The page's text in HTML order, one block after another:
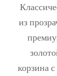
из
корзина